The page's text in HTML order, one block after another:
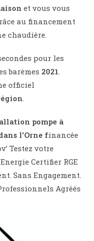
et vous vous
au financement
chaudière.
pour les
barèmes 2021
officiel
pompe à
l’Orne financée
Testez votre
Certifier RGE
Sans Engagement.
Agréés